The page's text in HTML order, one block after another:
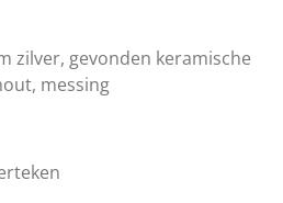
zilver, gevonden keramische
messing